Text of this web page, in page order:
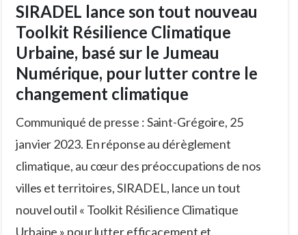
SIRADEL lance son tout nouveau
Toolkit Résilience Climatique
Urbaine, basé sur le Jumeau
Numérique, pour lutter contre le
changement climatique
Communiqué de presse : Saint-Grégoire, 25
janvier 2023. En réponse au dérèglement
climatique, au cœur des préoccupations de nos
villes et territoires, SIRADEL, lance un tout
nouvel outil « Toolkit Résilience Climatique
Urbaine » pour lutter efficacement et